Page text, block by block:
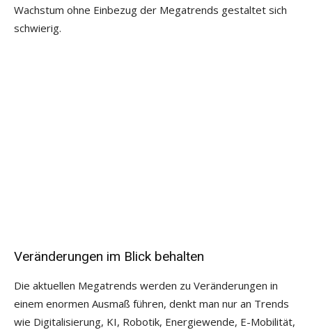
Wachstum ohne Einbezug der Megatrends gestaltet sich
schwierig.
Veränderungen im Blick behalten
Die aktuellen Megatrends werden zu Veränderungen in
einem enormen Ausmaß führen, denkt man nur an Trends
wie Digitalisierung, KI, Robotik, Energiewende, E-Mobilität,